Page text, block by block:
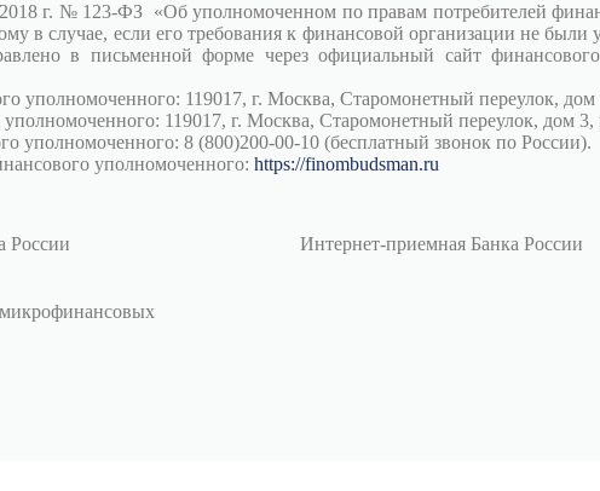
г. № 123-ФЗ «Об уполномоченном по правам потребителей
в случае, если его требования к финансовой организации не были
в письменной форме через официальный сайт
уполномоченного: 119017, г. Москва, Старомонетный переулок, дом
уполномоченного: 119017, г. Москва, Старомонетный переулок,
уполномоченного: 8 (800)200-00-10 (бесплатный звонок по России).
уполномоченного: https://finombudsman.ru
России Интернет-приемная Банка России